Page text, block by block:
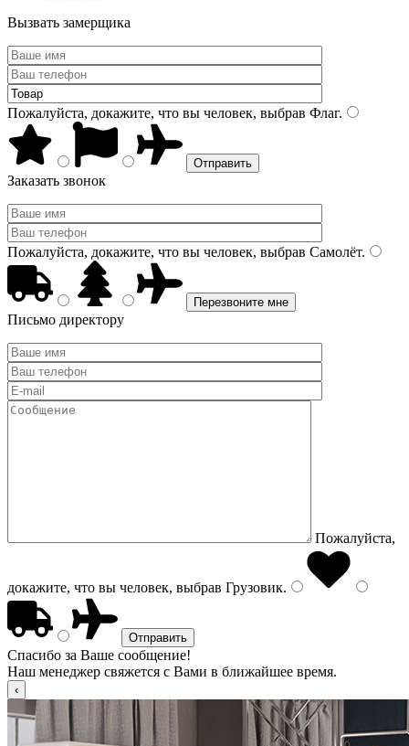
Вызвать замерщика
Пожалуйста, докажите, что вы человек, выбрав Флаг.
Заказать звонок
Пожалуйста, докажите, что вы человек, выбрав Самолёт.
Письмо директору
Пожалуйста,
докажите, что вы человек, выбрав Грузовик.
Спасибо за Ваше сообщение!
Наш менеджер свяжется с Вами в ближайшее время.